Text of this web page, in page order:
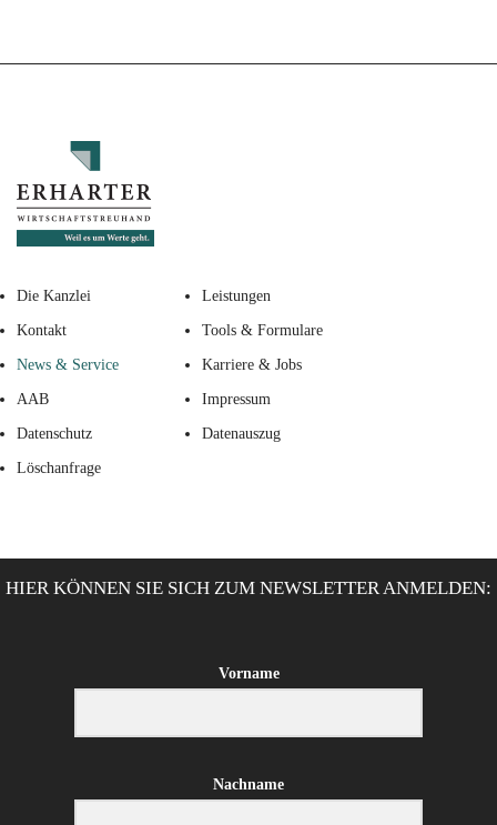
Die Kanzlei Leistungen
Kontakt Tools & Formulare
News & Service Karriere & Jobs
AAB Impressum
Datenschutz Datenauszug
Löschanfrage
HIER KÖNNEN SIE SICH ZUM NEWSLETTER ANMELDEN:
Vorname
Nachname